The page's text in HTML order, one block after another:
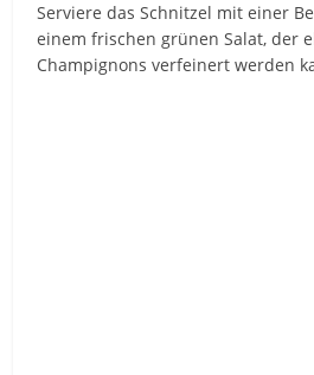
Serviere das Schnitzel mit einer
einem frischen grünen Salat, der
Champignons verfeinert werden